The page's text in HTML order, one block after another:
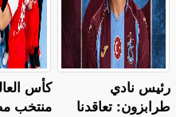
كأس
منتخب
رئيس نادي
طرابزون: تعاقدنا